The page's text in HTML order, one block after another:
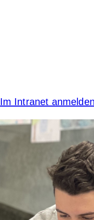
Im Intranet